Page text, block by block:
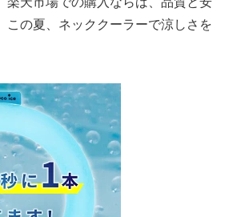
この夏、ネッククーラーで涼しさを